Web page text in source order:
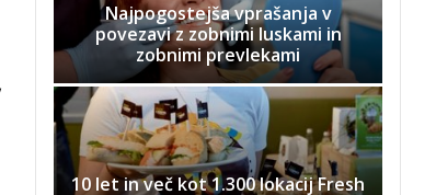
Najpogostejša vprašanja v
povezavi z zobnimi luskami in
zobnimi prevlekami
10 let in več kot 1.300 lokacij Fresh